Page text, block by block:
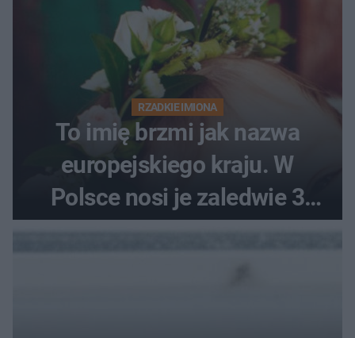
RZADKIE IMIONA
To imię brzmi jak nazwa
europejskiego kraju. W
Polsce nosi je zaledwie 3
kobiety